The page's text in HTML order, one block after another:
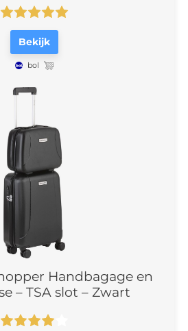
Bekijk
bol
Handbagage en
– TSA slot – Zwart